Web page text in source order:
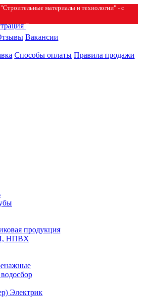
материалы и технологии" - с
Вакансии
Способы оплаты Правила продажи
продукция
НПВХ
Электрик